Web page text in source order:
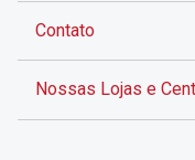
Contato
Nossas Lojas e